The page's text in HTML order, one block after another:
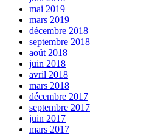
mai 2019
mars 2019
décembre 2018
septembre 2018
août 2018
juin 2018
avril 2018
mars 2018
décembre 2017
septembre 2017
juin 2017
mars 2017